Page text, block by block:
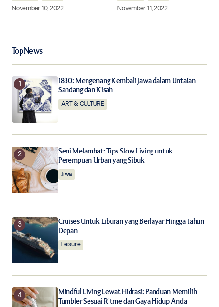
Your Name
Your E-mail*
Save my name, email, and website in this browser for
the next time I comment.
Notify me of new posts by email.
Submit Comment
November 10, 2022
November 11, 2022
Top News
1830: Mengenang Kembali Jawa dalam Untaian
Sandang dan Kisah
ART & CULTURE
Seni Melambat: Tips Slow Living untuk
Perempuan Urban yang Sibuk
Jiwa
Cruises Untuk Liburan yang Berlayar Hingga Tahun
Depan
Leisure
Mindful Living Lewat Hidrasi: Panduan Memilih
Tumbler Sesuai Ritme dan Gaya Hidup Anda